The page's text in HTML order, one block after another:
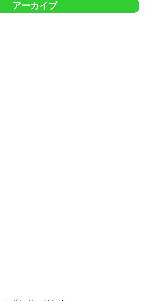
アーカイブ